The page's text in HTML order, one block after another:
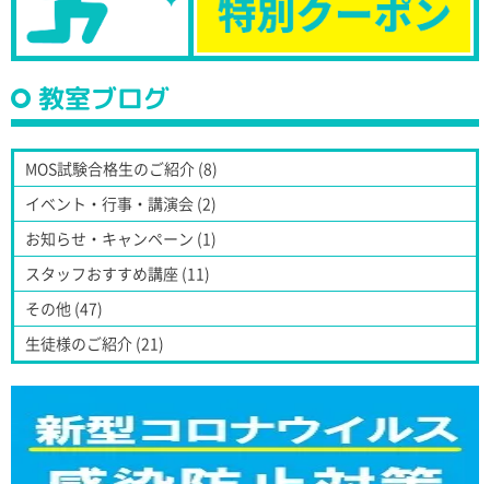
教室ブログ
MOS試験合格生のご紹介 (8)
イベント・行事・講演会 (2)
お知らせ・キャンペーン (1)
スタッフおすすめ講座 (11)
その他 (47)
生徒様のご紹介 (21)